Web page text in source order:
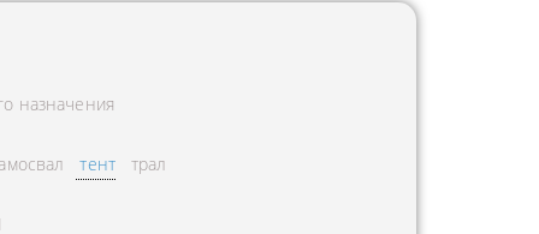
назначения
тент трал